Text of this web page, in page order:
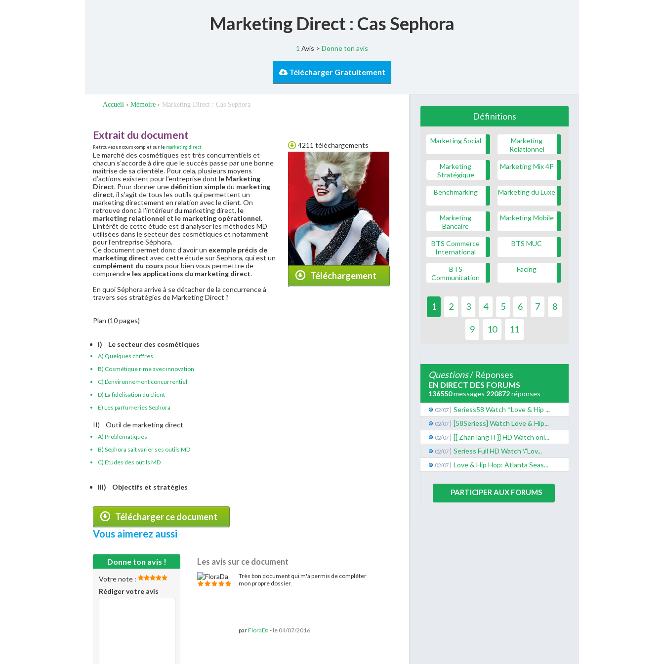
Marketing Direct : Cas Sephora
1 Avis > Donne ton avis
Télécharger Gratuitement
Accueil › Mémoire › Marketing Direct : Cas Sephora
Téléchargement
4211 téléchargements
Extrait du document
Retrouvez un cours complet sur le marketing direct
Le marché des cosmétiques est très concurrentiels et
chacun s’accorde à dire que le succès passe par une bonne
maîtrise de sa clientèle. Pour cela, plusieurs moyens
d’actions existent pour l’entreprise dont le Marketing
Direct. Pour donner une définition simpledu marketing
direct, il s'agit de tous les outils qui permettent un
marketing directement en relation avec le client. On
retrouve donc à l'intérieur du marketing direct, le
marketing relationnel et le marketing opérationnel.
L’intérêt de cette étude est d’analyser les méthodes MD
utilisées dans le secteur des cosmétiques et notamment
pour l’entreprise Séphora.
Ce document permet donc d'avoir un exemple précis de
marketing direct avec cette étude sur Sephora, qui est un
complément du cours pour bien vous permettre de
comprendre les applications du marketing direct.
En quoi Séphora arrive à se détacher de la concurrence à
travers ses stratégies de Marketing Direct ?
Plan (10 pages)
I) Le secteur des cosmétiques
A) Quelques chiffres
B) Cosmétique rime avec innovation
C) L’environnement concurrentiel
D) La fidélisation du client
E) Les parfumeries Sephora
II) Outil de marketing direct
A) Problématiques
B) Séphora sait varier ses outils MD
C) Etudes des outils MD
III) Objectifs et stratégies
Télécharger ce document
Vous aimerez aussi
Donne ton avis !
Votre note :
Rédiger votre avis
Les avis sur ce document
Très bon document qui m'a permis de compléter
mon propre dossier.
parFloraDa - le 04/07/2016
Définitions
Marketing Social
Marketing
Relationnel
Marketing
Stratégique
Marketing Mix 4P
Benchmarking Marketing du Luxe
Marketing
Bancaire
Marketing Mobile
BTS Commerce
International
BTS MUC
BTS
Communication
Facing
1 2 3 4 5 6 7 8
9 10 11
Questions/ Réponses
EN DIRECT DES FORUMS
136550messages 220872réponses
02/07 | Seriess58 Watch *Love & Hip ...
02/07 | [58Seriess] Watch Love & Hip...
02/07 | [[ Zhan lang II ]] HD Watch onl...
02/07 | Seriess Full HD Watch \"Lov...
02/07 | Love & Hip Hop: Atlanta Seas...
PARTICIPER AUX FORUMS